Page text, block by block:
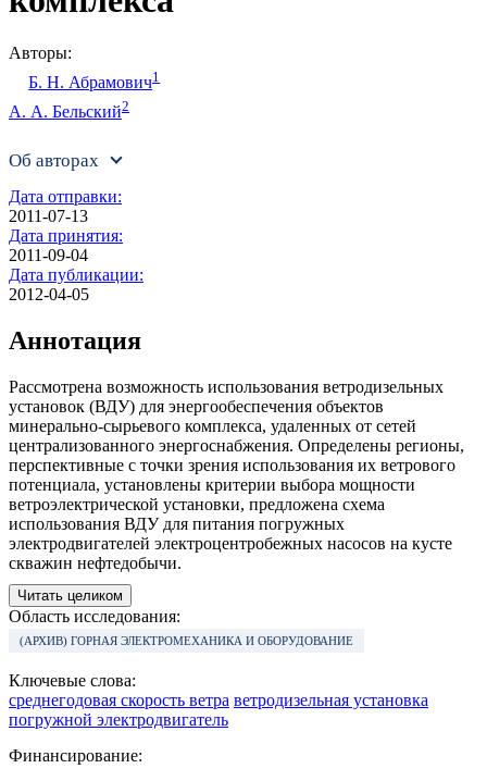
Авторы:
Б. Н. Абрамович1
А. А. Бельский2
Об авторах
Дата отправки:
2011-07-13
Дата принятия:
2011-09-04
Дата публикации:
2012-04-05
Аннотация
Рассмотрена возможность использования ветродизельных
установок (ВДУ) для энергообеспечения объектов
минерально-сырьевого комплекса, удаленных от сетей
централизованного энергоснабжения. Определены регионы,
перспективные с точки зрения использования их ветрового
потенциала, установлены критерии выбора мощности
ветроэлектрической установки, предложена схема
использования ВДУ для питания погружных
электродвигателей электроцентробежных насосов на кусте
скважин нефтедобычи.
Читать целиком
Область исследования:
(АРХИВ) ГОРНАЯ ЭЛЕКТРОМЕХАНИКА И ОБОРУДОВАНИЕ
Ключевые слова:
среднегодовая скорость ветра ветродизельная установка
погружной электродвигатель
Финансирование: